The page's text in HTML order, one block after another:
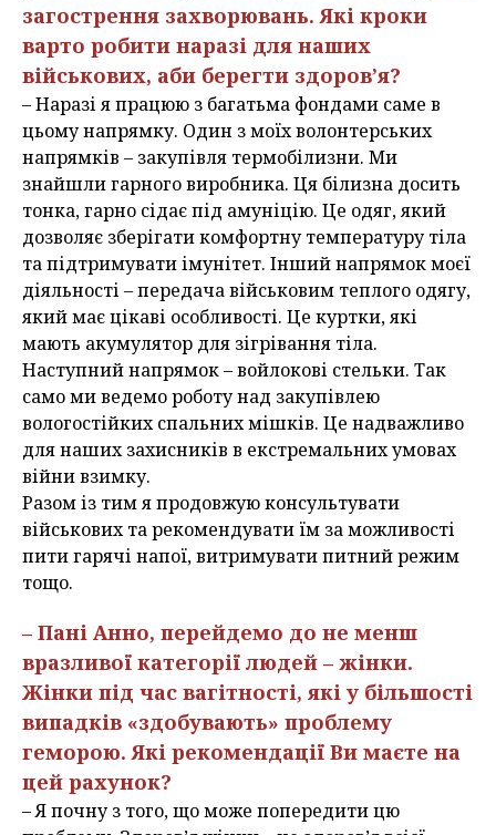
загострення захворювань. Які кроки
варто робити наразі для наших
військових, аби берегти здоров’я?
– Наразі я працюю з багатьма фондами саме в
цьому напрямку. Один з моїх волонтерських
напрямків – закупівля термобілизни. Ми
знайшли гарного виробника. Ця білизна досить
тонка, гарно сідає під амуніцію. Це одяг, який
дозволяє зберігати комфортну температуру тіла
та підтримувати імунітет. Інший напрямок моєї
діяльності – передача військовим теплого одягу,
який має цікаві особливості. Це куртки, які
мають акумулятор для зігрівання тіла.
Наступний напрямок – войлокові стельки. Так
само ми ведемо роботу над закупівлею
вологостійких спальних мішків. Це надважливо
для наших захисників в екстремальних умовах
війни взимку.
Разом із тим я продовжую консультувати
військових та рекомендувати їм за можливості
пити гарячі напої, витримувати питний режим
тощо.
– Пані Анно, перейдемо до не менш
вразливої категорії людей – жінки.
Жінки під час вагітності, які у більшості
випадків «здобувають» проблему
геморою. Які рекомендації Ви маєте на
цей рахунок?
– Я почну з того, що може попередити цю